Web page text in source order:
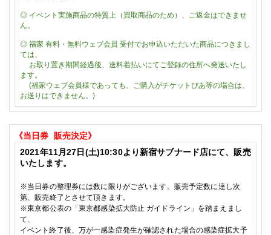
◎ イベント実施商品の特質上（買取商品のため）、ご返金はできませ
ん。
◎ 福家 有料・無料ウェブ会員 受付でお申込いただいた商品につきまし
ては、
お取り置き期間経過後、送料着払いにてご登録の住所へ発送いたし
ます。
(福家ウェブ会員様であっても、ご購入がチケットぴあ等の場合は、
お送りはできません。)
《当日券
販売決定》
2021年11月27日(土)10:30より新宿サブナード店にて、販売
いたします。
※当日券の整理券には数に限りがございます。販売予定数に達し次
第、販売終了とさせて頂きます。
※東京都公表の「東京都感染拡大防止 ガイドライン」を踏まえまし
て、
イベント終了後、万が一感染症発生が確認された場合の感染症拡大予